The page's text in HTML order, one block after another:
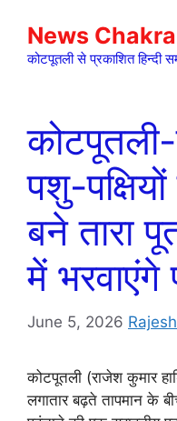
content
News Chakra
कोटपूतली से प्रकाशित हिन्दी
पशु-
बने तारा
में भरवाएंगे
June 5, 2026
कोटपूतली (राजेश कुमार
लगातार बढ़ते तापमान के